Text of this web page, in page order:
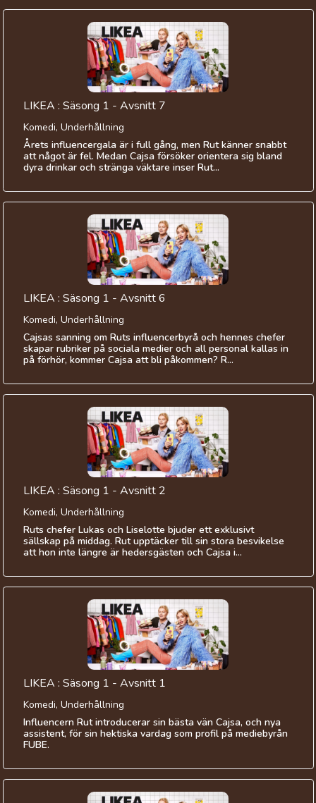
LIKEA : Säsong 1 - Avsnitt 7
Komedi, Underhållning
Årets influencergala är i full gång, men Rut känner snabbt
att något är fel. Medan Cajsa försöker orientera sig bland
dyra drinkar och stränga väktare inser Rut...
LIKEA : Säsong 1 - Avsnitt 6
Komedi, Underhållning
Cajsas sanning om Ruts influencerbyrå och hennes chefer
skapar rubriker på sociala medier och all personal kallas in
på förhör, kommer Cajsa att bli påkommen? R...
LIKEA : Säsong 1 - Avsnitt 2
Komedi, Underhållning
Ruts chefer Lukas och Liselotte bjuder ett exklusivt
sällskap på middag. Rut upptäcker till sin stora besvikelse
att hon inte längre är hedersgästen och Cajsa i...
LIKEA : Säsong 1 - Avsnitt 1
Komedi, Underhållning
Influencern Rut introducerar sin bästa vän Cajsa, och nya
assistent, för sin hektiska vardag som profil på mediebyrån
FUBE.